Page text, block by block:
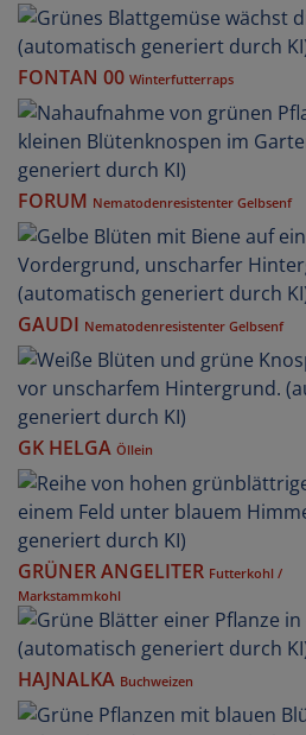
FONTAN 00 Winterfutterraps
FORUM Nematodenresistenter Gelbsenf
GAUDI Nematodenresistenter Gelbsenf
GK HELGA Öllein
GRÜNER ANGELITER Futterkohl /
Markstammkohl
HAJNALKA Buchweizen